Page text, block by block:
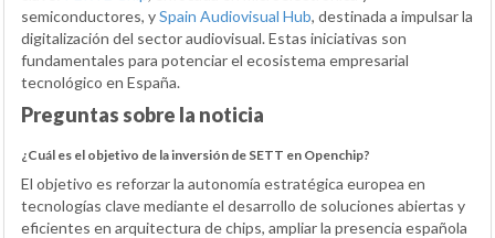
semiconductores, ySpain Audiovisual Hub, destinada a impulsar la
digitalización del sector audiovisual. Estas iniciativas son
fundamentales para potenciar el ecosistema empresarial
tecnológico en España.
Preguntas sobre la noticia
¿Cuál es el objetivo de la inversión de SETT en Openchip?
El objetivo es reforzar la autonomía estratégica europea en
tecnologías clave mediante el desarrollo de soluciones abiertas y
eficientes en arquitectura de chips, ampliar la presencia española